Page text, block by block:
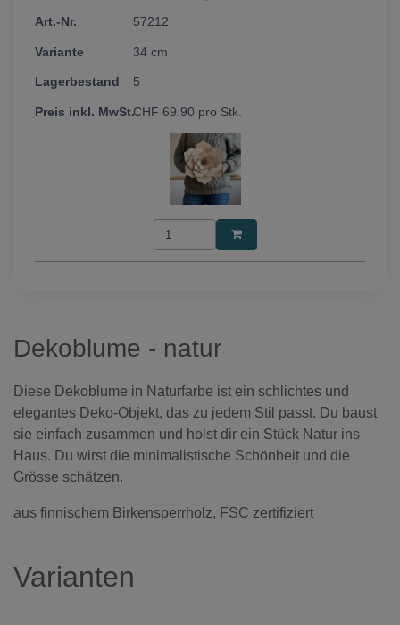
57212
34 cm
5
CHF 69.90 pro Stk.
Dekoblume - natur
Diese Dekoblume in Naturfarbe ist ein schlichtes und
elegantes Deko-Objekt, das zu jedem Stil passt. Du baust
sie einfach zusammen und holst dir ein Stück Natur ins
Haus. Du wirst die minimalistische Schönheit und die
Grösse schätzen.
aus finnischem Birkensperrholz, FSC zertifiziert
Varianten